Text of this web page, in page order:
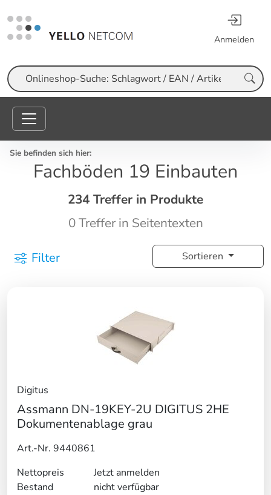
Anmelden
Suche
Sie befinden sich hier:
Fachböden 19 Einbauten
234 Treffer in Produkte
0 Treffer in Seitentexten
Filter Sortieren
Digitus
Assmann DN-19KEY-2U DIGITUS 2HE
Dokumentenablage grau
Art.-Nr. 9440861
Nettopreis
Jetzt anmelden
Bestand
nicht verfügbar